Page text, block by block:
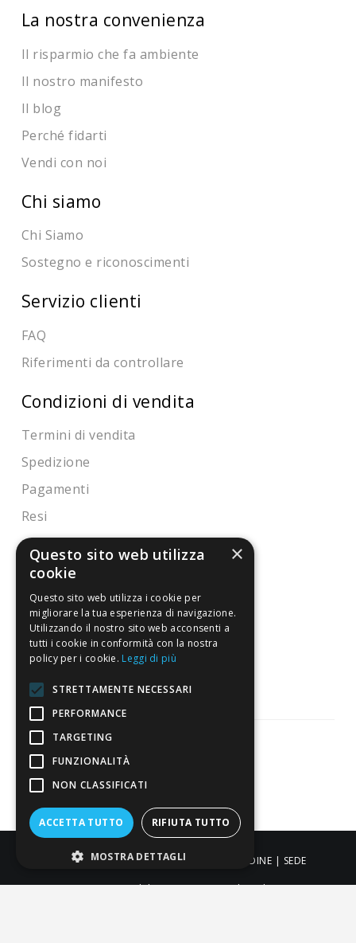
La nostra convenienza
Il risparmio che fa ambiente
Il nostro manifesto
Il blog
Perché fidarti
Vendi con noi
Chi siamo
Chi Siamo
Sostegno e riconoscimenti
Servizio clienti
FAQ
Riferimenti da controllare
Condizioni di vendita
Termini di vendita
Spedizione
Pagamenti
Resi
4,7/5
3.821
Recensioni
Pagamenti sicuri
ALDIGIÙ S.R.L. | Via Cortazzis 15 33100 - UDINE | SEDE
OPERATIVA: Via del Progresso 3 - Padova | PEC:
×
Questo sito web utilizza
cookie
Questo sito web utilizza i cookie per
migliorare la tua esperienza di navigazione.
Utilizzando il nostro sito web acconsenti a
tutti i cookie in conformità con la nostra
policy per i cookie. Leggi di più
STRETTAMENTE NECESSARI
PERFORMANCE
TARGETING
FUNZIONALITÀ
NON CLASSIFICATI
ACCETTA TUTTO RIFIUTA TUTTO
MOSTRA DETTAGLI